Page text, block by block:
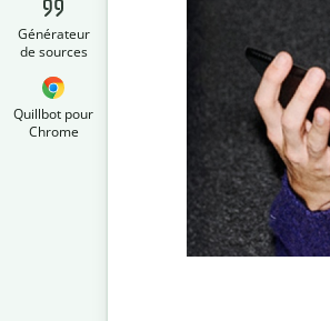
Générateur
de sources
Quillbot pour
Chrome